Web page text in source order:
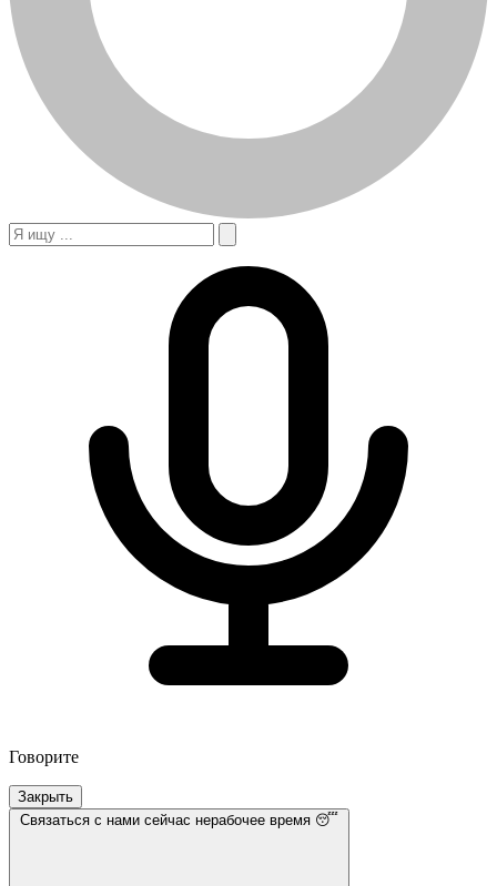
Говорите
Закрыть
Связаться с нами сейчас нерабочее время 😴